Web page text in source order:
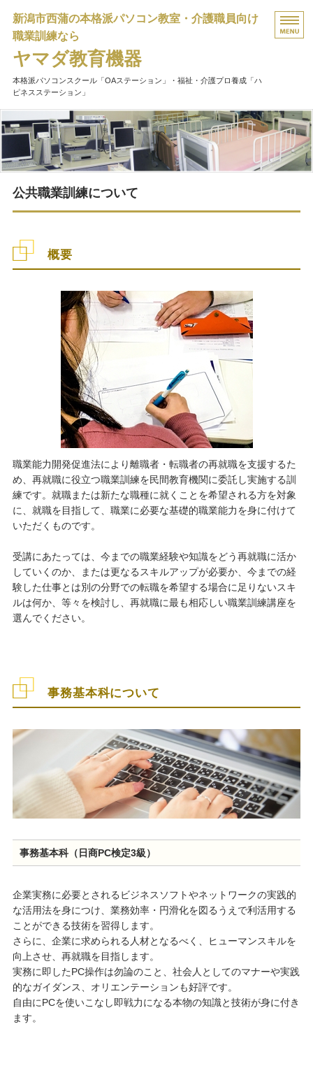
新潟市西蒲の本格派パソコン教室・介護職員向け
職業訓練なら
ヤマダ教育機器
本格派パソコンスクール「OAステーション」・福祉・介護プロ養成「ハ
ピネスステーション」
HOME
職業訓練開講のご案内
会社概要
お問い合わせ
公共職業訓練について
概要
職業能力開発促進法により離職者・転職者の再就職を支援するた
め、再就職に役立つ職業訓練を民間教育機関に委託し実施する訓
練です。就職または新たな職種に就くことを希望される方を対象
に、就職を目指して、職業に必要な基礎的職業能力を身に付けて
いただくものです。
受講にあたっては、今までの職業経験や知識をどう再就職に活か
していくのか、または更なるスキルアップが必要か、今までの経
験した仕事とは別の分野での転職を希望する場合に足りないスキ
ルは何か、等々を検討し、再就職に最も相応しい職業訓練講座を
選んでください。
事務基本科について
事務基本科（日商PC検定3級）
企業実務に必要とされるビジネスソフトやネットワークの実践的
な活用法を身につけ、業務効率・円滑化を図るうえで利活用する
ことができる技術を習得します。
さらに、企業に求められる人材となるべく、ヒューマンスキルを
向上させ、再就職を目指します。
実務に即したPC操作は勿論のこと、社会人としてのマナーや実践
的なガイダンス、オリエンテーションも好評です。
自由にPCを使いこなし即戦力になる本物の知識と技術が身に付き
ます。